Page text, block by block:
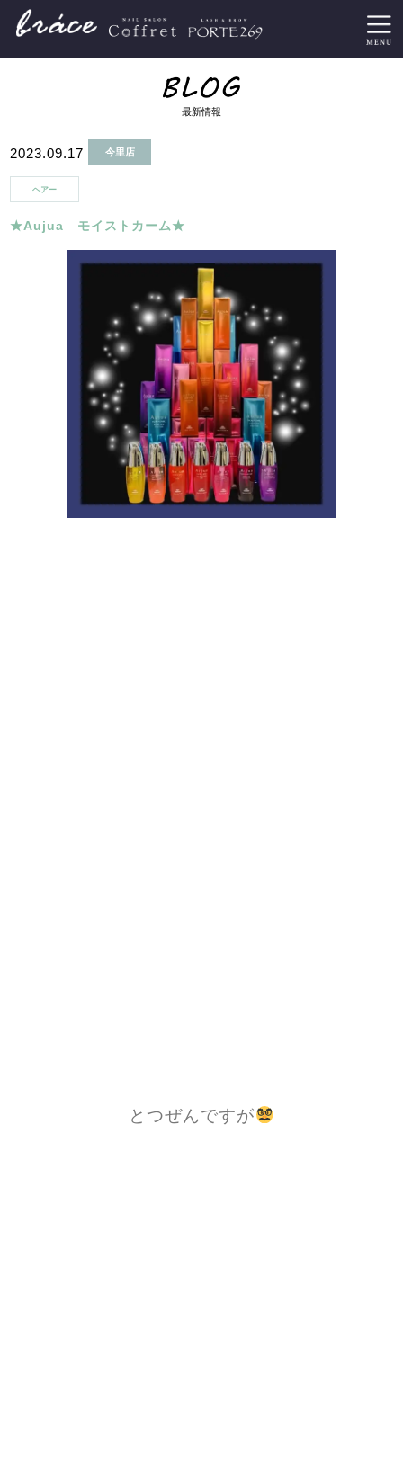
最新情報
2023.09.17 今里店
ヘアー
★Aujua モイストカーム★
とつぜんですが